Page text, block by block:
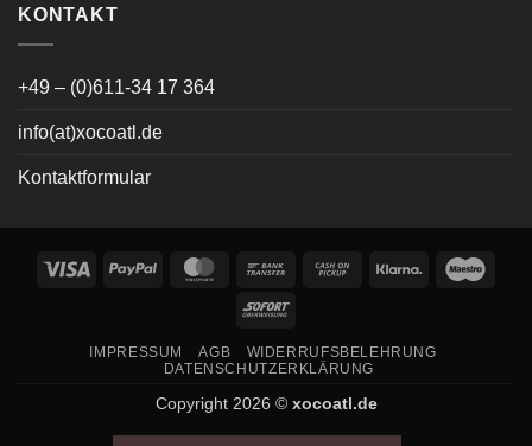
KONTAKT
+49 – (0)611-34 17 364
info(at)xocoatl.de
Kontaktformular
Visa PayPal MasterCardBank
Cash
Klarna
Sofort
IMPRESSUM AGB
WIDERRUFSBELEHRUNG
DATENSCHUTZERKLÄRUNG
Copyright 2026 © xocoatl.de